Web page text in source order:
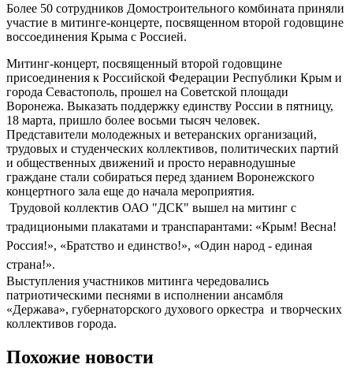
Более 50 сотрудников Домостроительного комбината приняли
участие в митинге-концерте, посвященном второй годовщине
воссоединения Крыма с Россией.
Митинг-концерт, посвященный второй годовщине
присоединения к Российской Федерации Республики Крым и
города Севастополь, прошел на Советской площади
Воронежа. Выказать поддержку единству России в пятницу,
18 марта, пришло более восьми тысяч человек.
Представители молодежных и ветеранских организаций,
трудовых и студенческих коллективов, политических партий
и общественных движений и просто неравнодушные
граждане стали собираться перед зданием Воронежского
концертного зала еще до начала мероприятия.
Трудовой коллектив ОАО "ДСК" вышел на митинг с
традициоными плакатами и транспарантами: «Крым! Весна!
Россия!», «Братство и единство!», «Один народ - единая
страна!».
Выступления участников митинга чередовались
патриотическими песнями в исполнении ансамбля
«Держава», губернаторского духового оркестра и творческих
коллективов города.
Похожие новости